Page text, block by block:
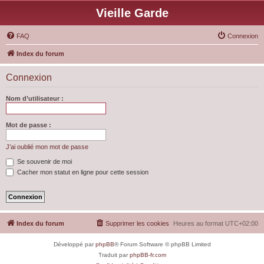
Vieille Garde
FAQ Connexion
Index du forum
Connexion
Nom d’utilisateur :
Mot de passe :
J’ai oublié mon mot de passe
Se souvenir de moi
Cacher mon statut en ligne pour cette session
Index du forum Heures au format UTC+02:00
Supprimer les cookies
Développé parphpBB® Forum Software © phpBB Limited
Traduit parphpBB-fr.com